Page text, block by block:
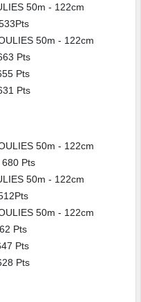
50m - 122cm
50m - 122cm
Pts
Pts
Pts
50m - 122cm
50m - 122cm
50m - 122cm
Pts